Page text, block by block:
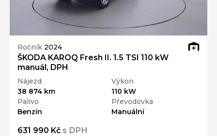
Ročník 2024
ŠKODA KAROQ Fresh II. 1.5 TSI 110 kW
manuál, DPH
Nájezd
38 874 km
Výkon
110 kW
Palivo
Benzín
Převodovka
Manuální
631 990 Kč s DPH